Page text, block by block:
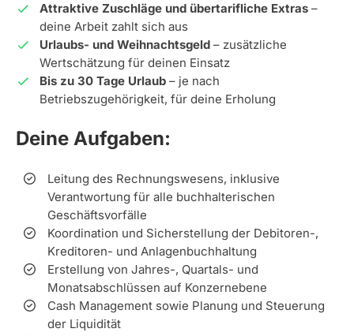
Attraktive Zuschläge und übertarifliche Extras –
deine Arbeit zahlt sich aus
Urlaubs- und Weihnachtsgeld – zusätzliche
Wertschätzung für deinen Einsatz
Bis zu 30 Tage Urlaub – je nach
Betriebszugehörigkeit, für deine Erholung
Deine Aufgaben:
Leitung des Rechnungswesens, inklusive
Verantwortung für alle buchhalterischen
Geschäftsvorfälle
Koordination und Sicherstellung der Debitoren-,
Kreditoren- und Anlagenbuchhaltung
Erstellung von Jahres-, Quartals- und
Monatsabschlüssen auf Konzernebene
Cash Management sowie Planung und Steuerung
der Liquidität